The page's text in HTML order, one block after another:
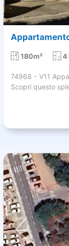
180m² 4
74968 - V11
Scopri questo